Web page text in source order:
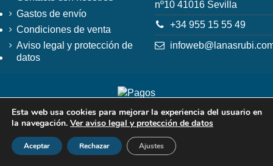
Gastos de envío
Condiciones de venta
Aviso legal y protección de
datos
nº10 41016 Sevilla
+34 955 15 55 49
Esta web usa cookies para mejorar la experiencia del usuario en
la navegación. Ver aviso legal y protección de datos
Aceptar Rechazar Ajustes